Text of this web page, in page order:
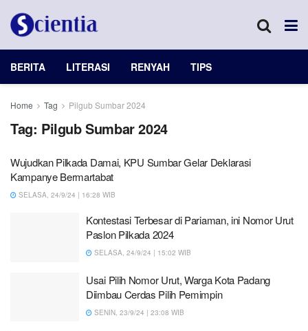
BERITA LITERASI RENYAH TIPS
Home Tag Pilgub Sumbar 2024
Tag: Pilgub Sumbar 2024
Wujudkan Pilkada Damai, KPU Sumbar Gelar Deklarasi
Kampanye Bermartabat
SELASA, 24/9/24 | 16:28 WIB
Kontestasi Terbesar di Pariaman, ini Nomor Urut
Paslon Pilkada 2024
SELASA, 24/9/24 | 15:02 WIB
Usai Pilih Nomor Urut, Warga Kota Padang
Diimbau Cerdas Pilih Pemimpin
SENIN, 23/9/24 | 23:08 WIB